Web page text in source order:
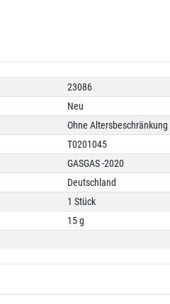
23086
Neu
Ohne Altersbeschränkung
T0201045
GASGAS -2020
Deutschland
1 Stück
15 g